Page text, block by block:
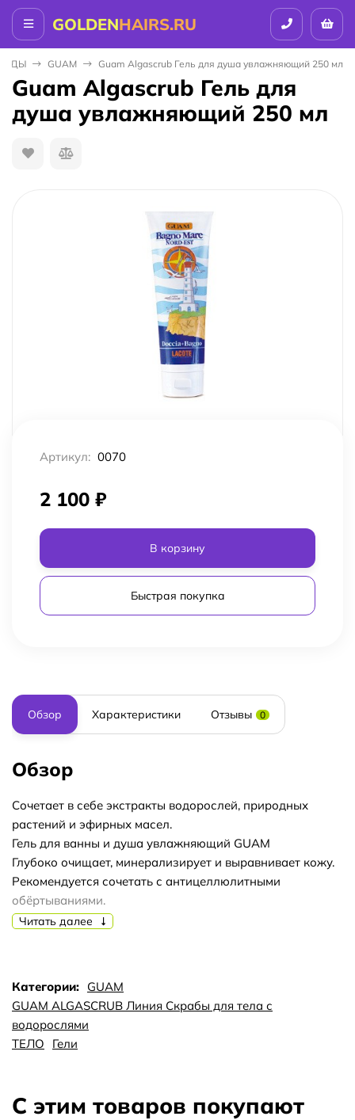
GOLDENHAIRS.RU
GUAM Guam Algascrub Гель для душа увлажняющий 250 мл
Guam Algascrub Гель для
душа увлажняющий 250 мл
Артикул: 0070
2 100 ₽
В корзину
Быстрая покупка
Обзор Характеристики Отзывы 0
Обзор
Сочетает в себе экстракты водорослей, природных
растений и эфирных масел.
Гель для ванны и душа увлажняющий GUAM
Глубоко очищает, минерализирует и выравнивает кожу.
Рекомендуется сочетать с антицеллюлитными
обёртываниями.
Применение: использовать ежедневно, наносить на
Объём: 250 мл
Читать далее
Категории: GUAM
GUAM ALGASCRUB Линия Скрабы для тела с
водорослями
ТЕЛО
Гели
С этим товаров покупают